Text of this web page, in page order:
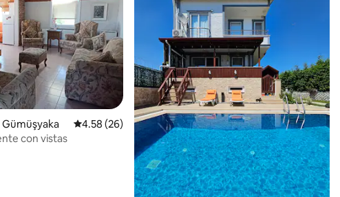
5, 52 reseñasCalificación promedio: 4.58 de 5, 26 reseñas
4.58 (26)
con vistas